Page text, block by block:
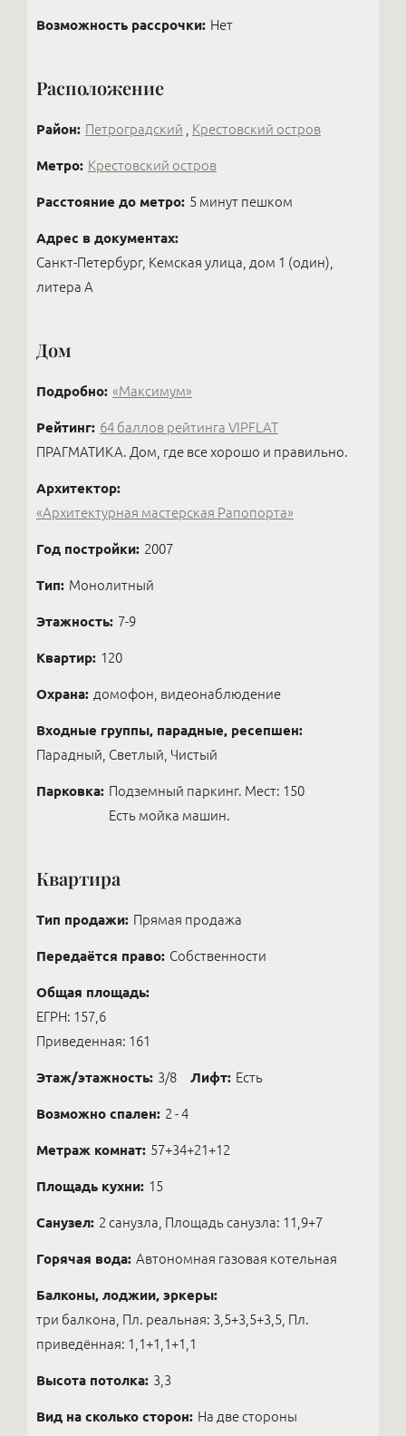
того, кто поможет найти ту квартиру, которая
будет доставлять радость многие годы. Плюс
элитном сегменте продают закрыто, через
Возможность рассрочки: Нет
Расположение
Район: Петроградский Крестовский остров
Метро: Крестовский остров
Расстояние до метро: 5 минут пешком
Адрес в документах:
Санкт-Петербург, Кемская улица, дом 1 (один),
литера А
Дом
Подробно: «Максимум»
Рейтинг: 64 баллов рейтинга VIPFLAT
ПРАГМАТИКА. Дом, где все хорошо и правильно.
Архитектор:
«Архитектурная мастерская Рапопорта»
Год постройки: 2007
Тип: Монолитный
Этажность: 7-9
Квартир: 120
Охрана: домофон, видеонаблюдение
Входные группы, парадные, ресепшен:
Парадный, Светлый, Чистый
Парковка: Подземный паркинг. Мест: 150
Есть мойка машин.
Квартира
Тип продажи: Прямая продажа
Передаётся право: Собственности
Общая площадь:
ЕГРН: 157,6
Приведенная: 161
Этаж/этажность: 3/8 Лифт: Есть
Возможно спален: 2 - 4
Метраж комнат: 57+34+21+12
Площадь кухни: 15
Санузел: 2 санузла, Площадь санузла: 11,9+7
Горячая вода: Автономная газовая котельная
Балконы, лоджии, эркеры:
три балкона, Пл. реальная: 3,5+3,5+3,5, Пл.
приведённая: 1,1+1,1+1,1
Высота потолка: 3,3
Вид на сколько сторон: На две стороны